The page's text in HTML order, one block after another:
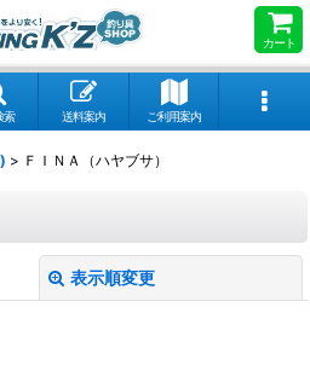
カート
索 送料案内 ご利用案内
> ＦＩＮＡ（ハヤブサ）
表示順変更